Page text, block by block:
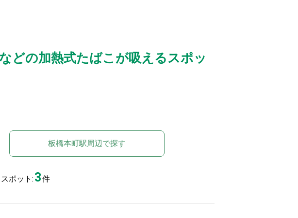
どの加熱式たばこが吸えるスポッ
板橋本町駅周辺で探す
ポット: 3件